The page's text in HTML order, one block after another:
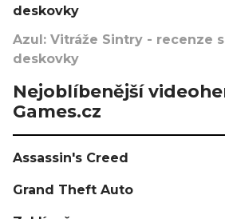
deskovky
Azul: Vitráže Sintry - recenze
deskovky
Nejoblíbenější
Games.cz
Assassin's Creed
Grand Theft Auto